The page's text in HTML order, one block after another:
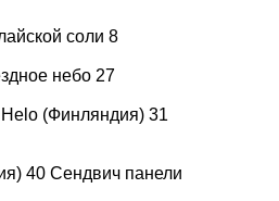
соли 8
небо 27
(Финляндия) 31
40 Сендвич панели